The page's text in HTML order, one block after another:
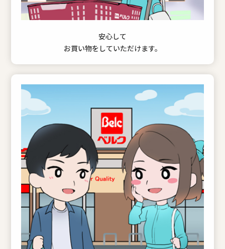
安心して
お買い物をしていただけます。